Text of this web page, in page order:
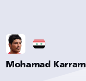
Mohamad Karram